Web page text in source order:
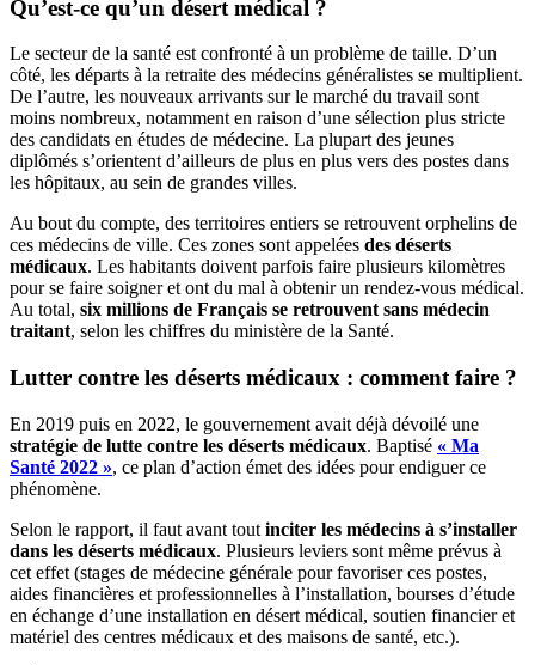
Qu’est-ce qu’un désert médical ?
Le secteur de la santé est confronté à un problème de taille. D’un
côté, les départs à la retraite des médecins généralistes se multiplient.
De l’autre, les nouveaux arrivants sur le marché du travail sont
moins nombreux, notamment en raison d’une sélection plus stricte
des candidats en études de médecine. La plupart des jeunes
diplômés s’orientent d’ailleurs de plus en plus vers des postes dans
les hôpitaux, au sein de grandes villes.
Au bout du compte, des territoires entiers se retrouvent orphelins de
ces médecins de ville. Ces zones sont appelées des déserts
médicaux. Les habitants doivent parfois faire plusieurs kilomètres
pour se faire soigner et ont du mal à obtenir un rendez-vous médical.
Au total, six millions de Français se retrouvent sans médecin
traitant, selon les chiffres du ministère de la Santé.
Lutter contre les déserts médicaux : comment faire ?
En 2019 puis en 2022, le gouvernement avait déjà dévoilé une
stratégie de lutte contre les déserts médicaux. Baptisé « Ma
Santé 2022 », ce plan d’action émet des idées pour endiguer ce
phénomène.
Selon le rapport, il faut avant tout inciter les médecins à s’installer
dans les déserts médicaux. Plusieurs leviers sont même prévus à
cet effet (stages de médecine générale pour favoriser ces postes,
aides financières et professionnelles à l’installation, bourses d’étude
en échange d’une installation en désert médical, soutien financier et
matériel des centres médicaux et des maisons de santé, etc.).